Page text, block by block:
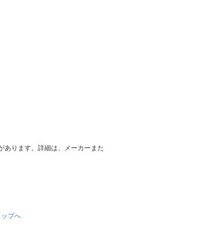
あります。詳細は、メーカーまた
プへ